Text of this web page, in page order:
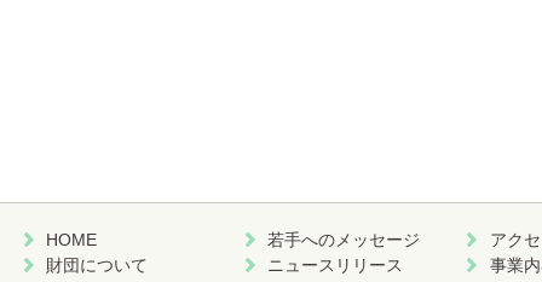
HOME 若手へのメッセージ
アク
財団について
ニュースリリース
事業